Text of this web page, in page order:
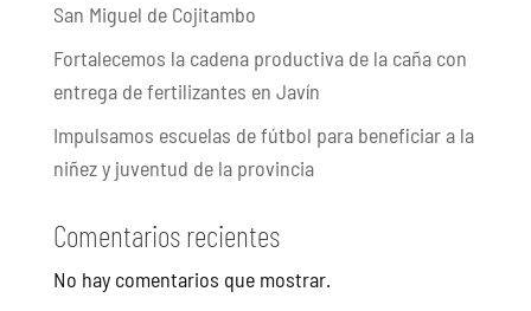
San Miguel de Cojitambo
Fortalecemos la cadena productiva de la caña con
entrega de fertilizantes en Javín
Impulsamos escuelas de fútbol para beneficiar a la
niñez y juventud de la provincia
Comentarios recientes
No hay comentarios que mostrar.